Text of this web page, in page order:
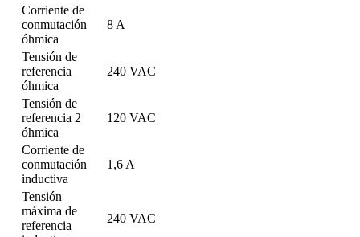
Corriente de
conmutación
óhmica
8 A
Tensión de
referencia
óhmica
240 VAC
Tensión de
referencia 2
óhmica
120 VAC
Corriente de
conmutación
inductiva
1,6 A
Tensión
máxima de
referencia
240 VAC